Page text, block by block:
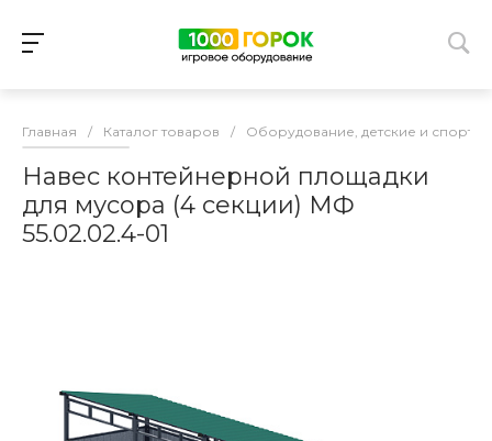
Главная / Каталог товаров / Оборудование, детские и
Навес контейнерной площадки
для мусора (4 секции) МФ
55.02.02.4-01